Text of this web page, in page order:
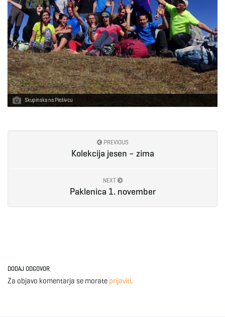
Skupinska na Plešivcu
PREVIOUS
Kolekcija jesen – zima
NEXT
Paklenica 1. november
DODAJ ODGOVOR
Za objavo komentarja se morate prijaviti.